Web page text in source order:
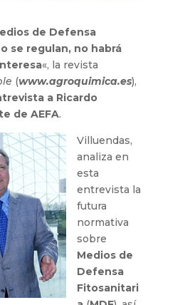
de Defensa
se regulan, no habrá
«, la revista
(www.agroquimica.es),
a Ricardo
de AEFA.
Villuendas,
analiza en
esta
entrevista la
futura
normativa
sobre
Medios de
Defensa
Fitosanitari